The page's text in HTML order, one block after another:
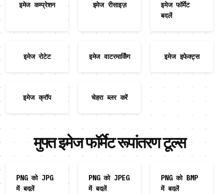
इमेज कम्प्रेशन इमेज रीसाइज़
इमेज फॉर्मेट
बदलें
इमेज रोटेट इमेज वाटरमार्किंग इमेज इफेक्ट्स
इमेज क्रॉप चेहरा ब्लर करें
मुफ्त इमेज फॉर्मेट रूपांतरण टूल्स
PNG को JPG
में बदलें
PNG को JPEG
में बदलें
PNG को BMP
में बदलें